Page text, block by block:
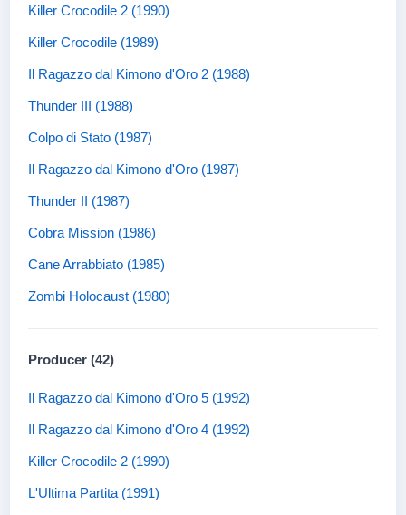
Killer Crocodile 2 (1990)
Killer Crocodile (1989)
Il Ragazzo dal Kimono d'Oro 2 (1988)
Thunder III (1988)
Colpo di Stato (1987)
Il Ragazzo dal Kimono d'Oro (1987)
Thunder II (1987)
Cobra Mission (1986)
Cane Arrabbiato (1985)
Zombi Holocaust (1980)
Producer (42)
Il Ragazzo dal Kimono d'Oro 5 (1992)
Il Ragazzo dal Kimono d'Oro 4 (1992)
Killer Crocodile 2 (1990)
L'Ultima Partita (1991)